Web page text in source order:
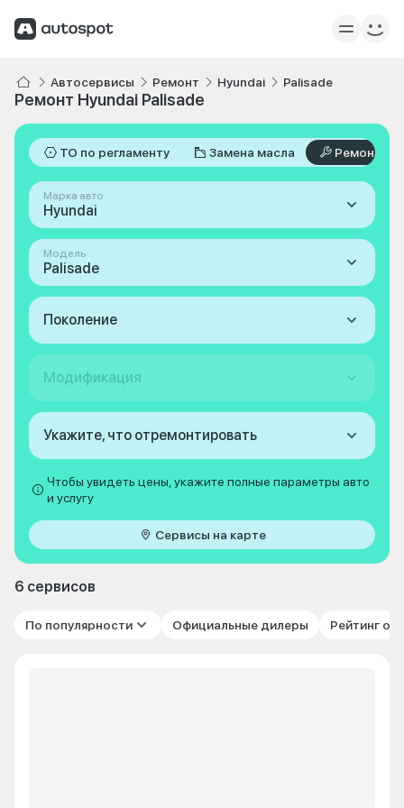
Автосервисы Ремонт Hyundai Palisade
Ремонт Hyundai Palisade
ТО по регламенту Замена масла Ремонт
Марка авто
Hyundai
Модель
Palisade
Поколение
Модификация
Укажите, что отремонтировать
Чтобы увидеть цены, укажите полные параметры авто
и услугу
Сервисы на карте
6 сервисов
По популярности Официальные дилеры Рейтинг